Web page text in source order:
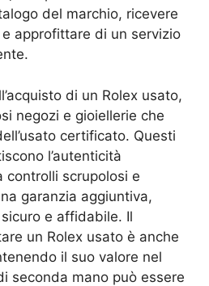
del marchio, ricevere
approfittare di un servizio
di un Rolex usato,
negozi e gioiellerie che
certificato. Questi
l’autenticità
controlli scrupolosi e
garanzia aggiuntiva,
e affidabile. Il
un Rolex usato è anche
il suo valore nel
seconda mano può essere